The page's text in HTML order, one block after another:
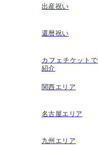
出産祝い
還暦祝い
カフェチケット
紹介
関西エリア
名古屋エリア
九州エリア